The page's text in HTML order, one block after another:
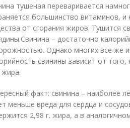
тушеная переваривается
большинство витаминов, и
от сгорания жиров. Тушится
– достаточно
Однако многих все же
свинины зависит от
факт: свинина – наиболее
меньше вреда для сердца и
2,98 г. жира, а в